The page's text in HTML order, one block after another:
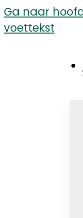
Ga naar
voettekst